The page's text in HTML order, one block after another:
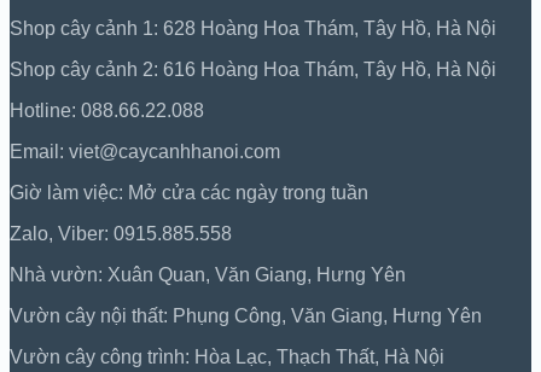
Shop cây cảnh 1: 628 Hoàng Hoa Thám, Tây Hồ, Hà Nội
Shop cây cảnh 2: 616 Hoàng Hoa Thám, Tây Hồ, Hà Nội
Hotline: 088.66.22.088
Email: viet@caycanhhanoi.com
Giờ làm việc: Mở cửa các ngày trong tuần
Zalo, Viber: 0915.885.558
Nhà vườn: Xuân Quan, Văn Giang, Hưng Yên
Vườn cây nội thất: Phụng Công, Văn Giang, Hưng Yên
Vườn cây công trình: Hòa Lạc, Thạch Thất, Hà Nội